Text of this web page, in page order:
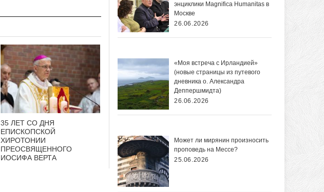
35 ЛЕТ СО ДНЯ
ЕПИСКОПСКОЙ
ХИРОТОНИИ
ПРЕОСВЯЩЕННОГО
ИОСИФА ВЕРТА
энциклики Magnifica Нumanitas в
Москве
26.06.2026
«Моя встреча с Ирландией»
(новые страницы из путевого
дневника о. Александра
Деппершмидта)
26.06.2026
Может ли мирянин произносить
проповедь на Мессе?
25.06.2026